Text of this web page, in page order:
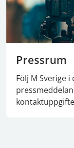
Pressrum
Följ M Sverige